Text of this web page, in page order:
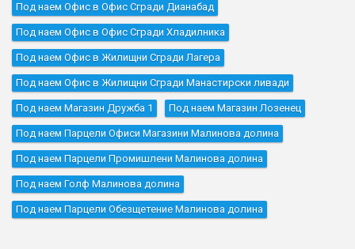
Под наем Офис в Офис Сгради Дианабад
Под наем Офис в Офис Сгради Хладилника
Под наем Офис в Жилищни Сгради Лагера
Под наем Офис в Жилищни Сгради Манастирски ливади
Под наем Магазин Дружба 1 Под наем Магазин Лозенец
Под наем Парцели Офиси Магазини Малинова долина
Под наем Парцели Промишлени Малинова долина
Под наем Голф Малинова долина
Под наем Парцели Обезщетение Малинова долина